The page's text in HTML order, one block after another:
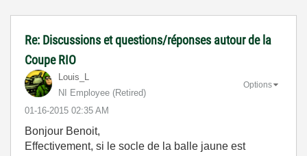
Re: Discussions et questions/réponses autour de la
Coupe RIO
Louis_L
NI Employee (retired)
‎01-16-2015 02:35 AM
Options
Bonjour Benoit,
Effectivement, si le socle de la balle jaune est